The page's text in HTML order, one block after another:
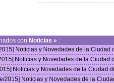
con Noticias » :
Noticias y Novedades de la Ciudad
Noticias y Novedades de la Ciudad
Noticias y Novedades de la Ciudad
2015] Noticias y Novedades de la